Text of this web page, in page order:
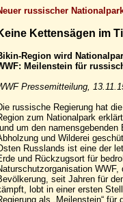
russischer
Kettensägen im
Region wird
Meilenstein für
Pressemitteilung,
russische Regierung hat
zum Nationalpark
um den
und Wilderei
Russlands ist eine der
und Rückzugsort für
seit Jahren für
lobt in einer ersten
als „Meilenstein“ für